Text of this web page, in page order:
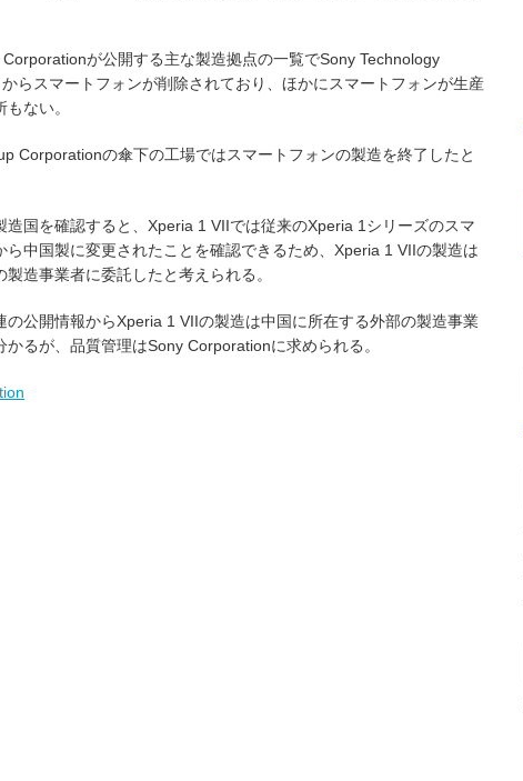
が公開する主な製造拠点の一覧でSony Technology
らスマートフォンが削除されており、ほかにスマートフォンが生産
ない。
Corporationの傘下の工場ではスマートフォンの製造を終了したと
造国を確認すると、Xperia 1 VIIでは従来のXperia 1シリーズのスマ
ら中国製に変更されたことを確認できるため、Xperia 1 VIIの製造は
造事業者に委託したと考えられる。
の公開情報からXperia 1 VIIの製造は中国に所在する外部の製造事業
るが、品質管理はSony Corporationに求められる。